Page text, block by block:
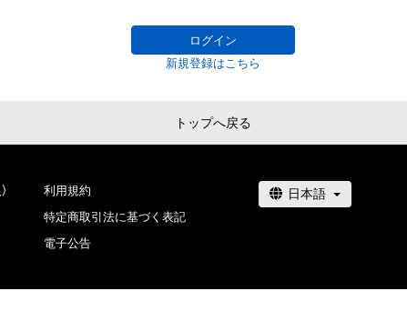
ログイン
新規登録はこちら
トップへ戻る
利用規約
特定商取引法に基づく表記
電子公告